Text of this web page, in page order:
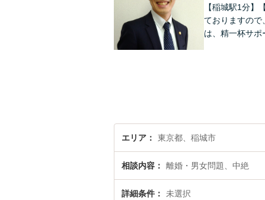
【稲城駅1分
ておりますので
は、精一杯サポ
エリア 東京都、稲城市
相談内容 離婚・男女問題、中絶
詳細条件 未選択